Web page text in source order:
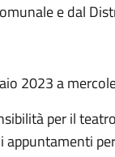
e dal
2023 a
per il